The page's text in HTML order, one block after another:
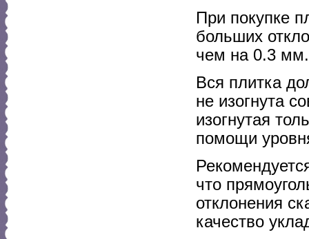
При покупке
больших
чем на 0.3 мм.
Вся плитка
не изогнута
изогнутая
помощи
что
отклонения
качество